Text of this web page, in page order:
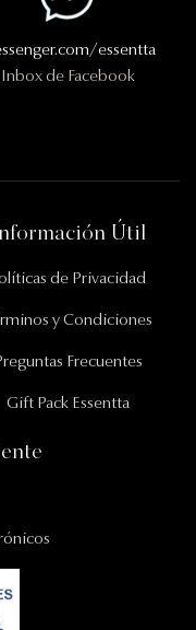
essentta
Inbox de Facebook
Útil
de Privacidad
y Condiciones
Frecuentes
Gift Pack Essentta